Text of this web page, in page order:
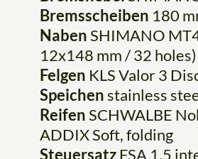
Bremsscheiben 180
NabenSHIMANO
12x148 mm / 32 holes)
Felgen KLS Valor 3
Speichenstainless
ReifenSCHWALBE
ADDIX Soft, folding
Steuersatz FSA 1.5